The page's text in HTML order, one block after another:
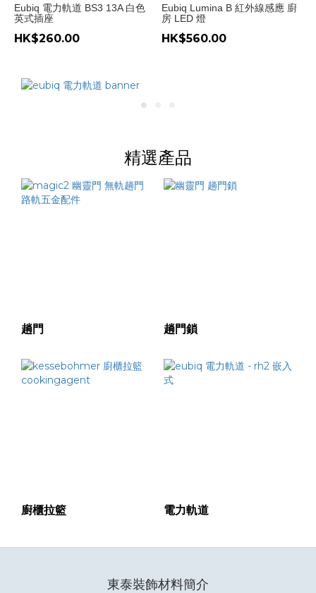
Eubiq 電力軌道 BS3 13A 白色
英式插座
HK$260.00
Eubiq Lumina B 紅外線感應 廚
房 LED 燈
HK$560.00
精選產品
趟門 趟門鎖
廚櫃拉籃 電力軌道
東泰裝飾材料簡介